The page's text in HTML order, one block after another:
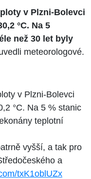
v Plzni-Bolevci
°C. Na 5
než 30 let byly
meteorologové.
v Plzni-Bolevci
°C. Na 5 % stanic
teplotní
vyšší, a tak pro
a
txK1oblUZx